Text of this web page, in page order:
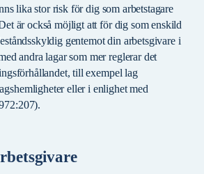
lika stor risk för dig som arbetstagare
är också möjligt att för dig som enskild
gentemot din arbetsgivare i
andra lagar som mer reglerar det
till exempel lag
eller i enlighet med